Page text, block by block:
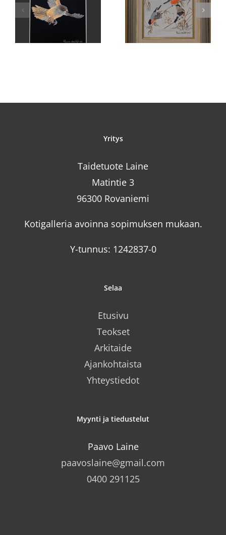
Kumman
valitsen
Suopöllö
Yritys
Taidetuote Laine
Matintie 3
96300 Rovaniemi
Kotigalleria avoinna sopimuksen mukaan.
Y-tunnus: 1242837-0
Selaa
Etusivu
Teokset
Arkitaide
Ajankohtaista
Yhteystiedot
Myynti ja tiedustelut
Paavo Laine
paavoslaine@gmail.com
0400 291125